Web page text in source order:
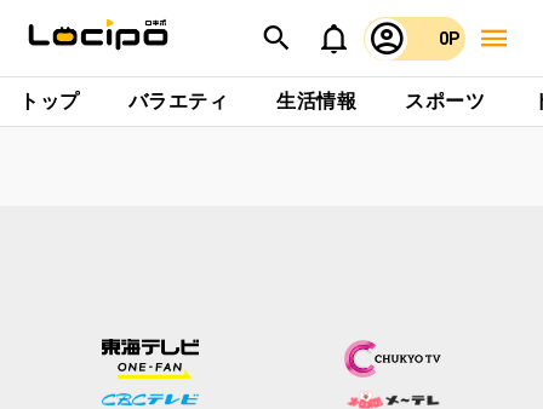
0P
トップ バラエティ 生活情報 スポーツ